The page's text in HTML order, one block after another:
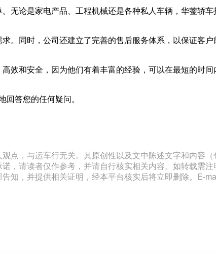
无论是家电产品、工程机械还是各种私人车辆，华蓥轿
。同时，公司还建立了完善的售后服务体系，以保证客
效和安全，因为他们有着丰富的经验，可以在最短的时
答您的任何疑问。
点，与运车行无关。其原创性以及文中陈述文字和内容
，请读者仅作参考，并请自行核实相关内容。如转载需
知，并提供相关证明，经本平台核实后将立即删除。E-